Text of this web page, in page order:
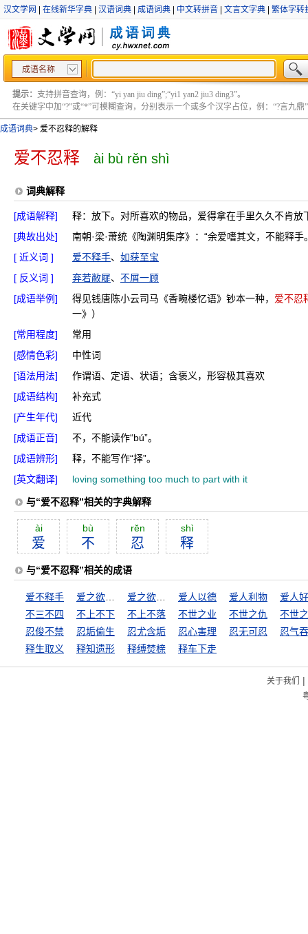
汉文学网 在线新华字典 汉语词典 成语词典 中文转拼音 文言文字典 繁体字转
成语名称
提示： 支持拼音查询，例：“yi yan jiu ding”;“yi1 yan2 jiu3 ding3”。
在关键字中加“?”或“*”可模糊查询，分别表示一个或多个汉字占位，例：“?言九鼎”
成语词典> 爱不忍释的解释
爱不忍释 ài bù rěn shì
词典解释
[成语解释]
释：放下。对所喜欢的物品，爱得拿在手里久久不肯放
[典故出处]
南朝·梁·萧统《陶渊明集序》：“余爱嗜其文，不能释手
[ 近义词 ]
爱不释手、 如获至宝
[ 反义词 ]
弃若敝屣、 不屑一顾
[成语举例]
得见钱唐陈小云司马《香畹楼忆语》钞本一种， 爱不忍
一》）
[常用程度]
常用
[感情色彩]
中性词
[语法用法]
作谓语、定语、状语；含褒义，形容极其喜欢
[成语结构]
补充式
[产生年代]
近代
[成语正音]
不，不能读作“bú”。
[成语辨形]
释，不能写作“择”。
[英文翻译]
loving something too much to part with it
与“爱不忍释”相关的字典解释
ài
爱
bù
不
rĕn
忍
shì
释
与“爱不忍释”相关的成语
爱不释手 爱人以德 爱人利物
爱人
不三不四
不上不下 不上不落 不世之业 不世之仇
不世
忍俊不禁
忍垢偷生 忍尤含垢 忍心害理 忍无可忍
忍气
释生取义
释知遗形 释缚焚榇 释车下走
关于我们 |